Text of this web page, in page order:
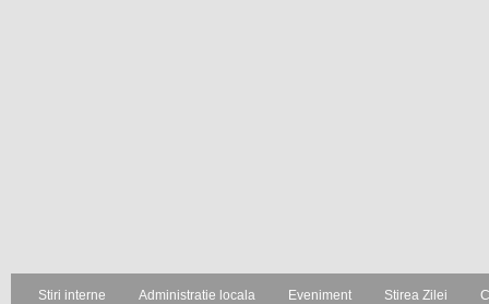
Stiri interne Administratie locala Eveniment Stirea Zilei